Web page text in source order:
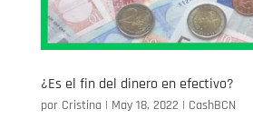
¿Es el fin del dinero en efectivo?
por Cristina | May 18, 2022 | CashBCN